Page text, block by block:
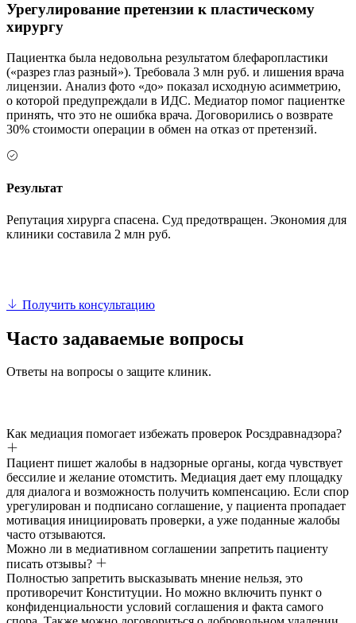
Урегулирование претензии к пластическому
хирургу
Пациентка была недовольна результатом блефаропластики
(«разрез глаз разный»). Требовала 3 млн руб. и лишения врача
лицензии. Анализ фото «до» показал исходную асимметрию,
о которой предупреждали в ИДС. Медиатор помог пациентке
принять, что это не ошибка врача. Договорились о возврате
30% стоимости операции в обмен на отказ от претензий.
Результат
Репутация хирурга спасена. Суд предотвращен. Экономия для
клиники составила 2 млн руб.
Получить консультацию
Часто задаваемые вопросы
Ответы на вопросы о защите клиник.
Как медиация помогает избежать проверок Росздравнадзора?
Пациент пишет жалобы в надзорные органы, когда чувствует
бессилие и желание отомстить. Медиация дает ему площадку
для диалога и возможность получить компенсацию. Если спор
урегулирован и подписано соглашение, у пациента пропадает
мотивация инициировать проверки, а уже поданные жалобы
часто отзываются.
Можно ли в медиативном соглашении запретить пациенту
писать отзывы?
Полностью запретить высказывать мнение нельзя, это
противоречит Конституции. Но можно включить пункт о
конфиденциальности условий соглашения и факта самого